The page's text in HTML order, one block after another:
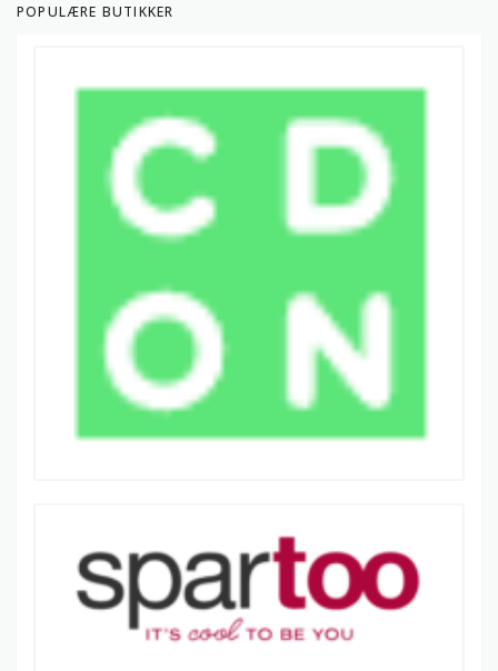
POPULÆRE BUTIKKER